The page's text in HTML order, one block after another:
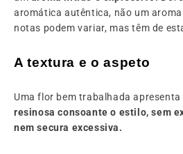
aromática autêntica, não um
notas podem variar, mas têm de
A textura e o aspeto
Uma flor bem trabalhada apresenta
resinosa consoante o estilo, sem
nem secura excessiva.